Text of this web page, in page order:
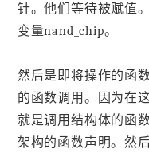
针。他们等待被赋值
变量nand_chip。
然后是即将操作的函
的函数调用。因为在
就是调用结构体的函
架构的函数声明。然